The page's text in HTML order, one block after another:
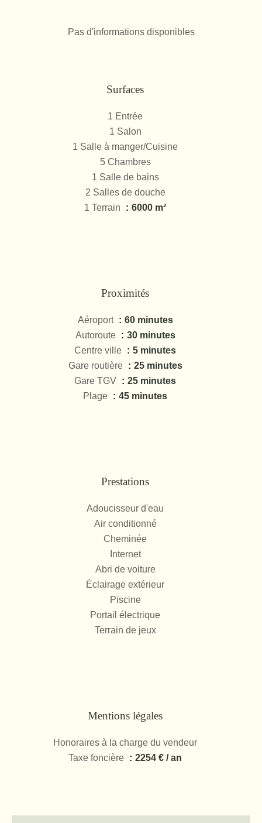
Pas d'informations disponibles
Surfaces
1 Entrée
1 Salon
1 Salle à manger/Cuisine
5 Chambres
1 Salle de bains
2 Salles de douche
1 Terrain
6000 m²
Proximités
Aéroport
60 minutes
Autoroute
30 minutes
Centre ville
5 minutes
Gare routière
25 minutes
Gare TGV
25 minutes
Plage
45 minutes
Prestations
Adoucisseur d'eau
Air conditionné
Cheminée
Internet
Abri de voiture
Éclairage extérieur
Piscine
Portail électrique
Terrain de jeux
Mentions légales
Honoraires à la charge du vendeur
Taxe foncière
2254 € / an